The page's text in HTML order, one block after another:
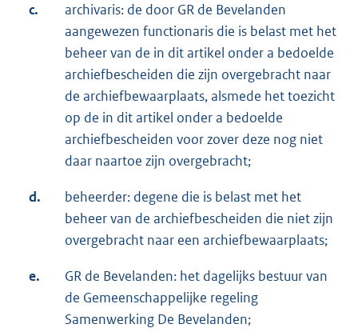
c.
archivaris: de door GR de Bevelanden
aangewezen functionaris die is belast met het
beheer van de in dit artikel onder a bedoelde
archiefbescheiden die zijn overgebracht naar
de archiefbewaarplaats, alsmede het toezicht
op de in dit artikel onder a bedoelde
archiefbescheiden voor zover deze nog niet
daar naartoe zijn overgebracht;
d.
beheerder: degene die is belast met het
beheer van de archiefbescheiden die niet zijn
overgebracht naar een archiefbewaarplaats;
e.
GR de Bevelanden: het dagelijks bestuur van
de Gemeenschappelijke regeling
Samenwerking De Bevelanden;